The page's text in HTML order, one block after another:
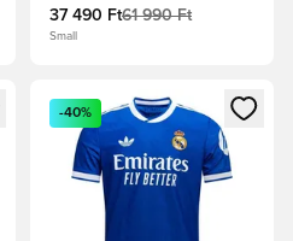
37 490 Ft61 990 Ft
Small
vagy a tagként
Megnyit egy modált a
-40%